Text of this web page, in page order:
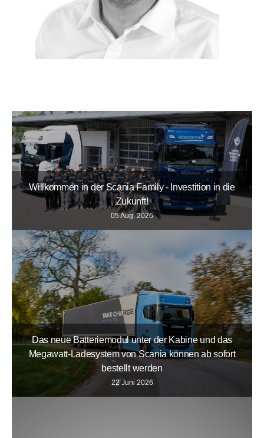
Willkommen in der Scania Family - Investition in die
Zukunft!
05 Aug. 2026
Das neue Batteriemodul unter der Kabine und das
Megawatt-Ladesystem von Scania können ab sofort
bestellt werden
22 Juni 2026